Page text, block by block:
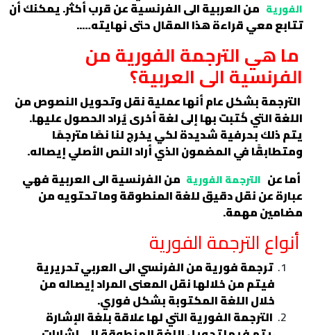
الفورية من العربية الى الفرنسية عن قرب أكثر. يمكنك أن
تتابع معي قراءة هذا المقال حتى نهايته…..
ما هي الترجمة الفورية من
الفرنسية الى العربية؟
الترجمة بشكل عام أنها عملية نقل وتحويل النصوص من
اللغة التي كُتبت بها إلى لغة أخرى يُراد الحصول عليها.
يتم ذلك بحرفية شديدة لكي يخرج لنا نصًا مترجمًا
ومتطابقًا في المضمون الذي أراد النص الأصلي إيصاله.
أما عن الترجمة الفورية من الفرنسية الى العربية فهي
عبارة عن نقل دقيق للغة المنطوقة وما تحتويه من
مضامين مهمة.
أنواع الترجمة الفورية
ترجمة فورية من الفرنسي الى العربي تحريرية
فيتم من خلالها نقل المعنى المراد إيصاله من
خلال اللغة المكتوبة بشكل فوري.
الترجمة الفورية التي لها علاقة بلغة الإشارة